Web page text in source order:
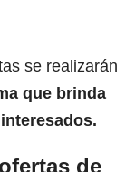
se realizarán
que brinda
de